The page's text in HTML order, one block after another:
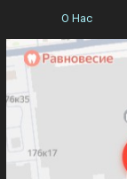
О Нас